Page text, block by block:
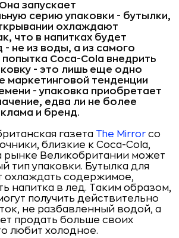
запускает
серию упаковки - бутылки,
охлаждают
что в напитках будет
- не из воды, а из самого
попытка Coca-Cola внедрить
- это лишь еще одно
маркетинговой тенденции
- упаковка приобретает
едва ли не более
и бренд.
газета The Mirror со
близкие к Coca-Cola,
рынке Великобритании может
тип упаковки. Бутылка для
охлаждать содержимое,
напитка в лед. Таким образом,
получить действительно
не разбавленный водой, а
продать больше своих
любит холодное.